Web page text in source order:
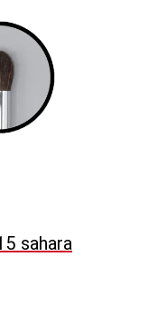
sahara